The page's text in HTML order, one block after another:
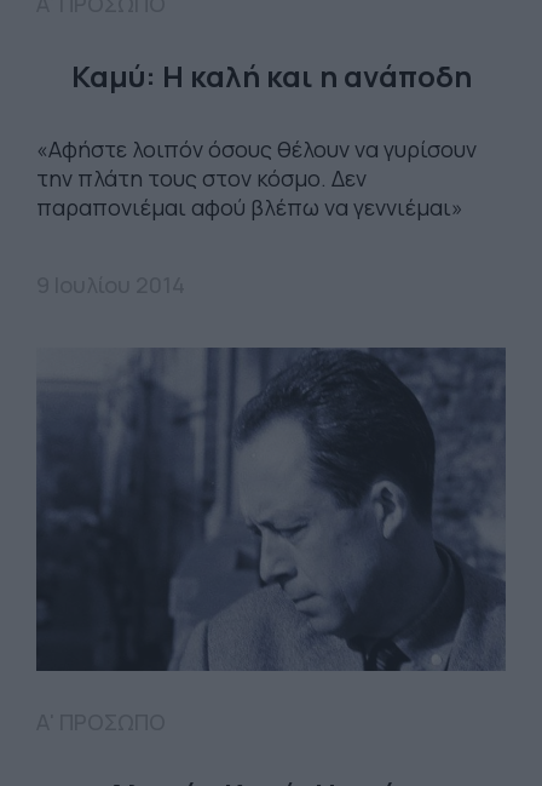
Καμύ: Η καλή και η ανάποδη
«Αφήστε λοιπόν όσους θέλουν να γυρίσουν
την πλάτη τους στον κόσμο. Δεν
παραπονιέμαι αφού βλέπω να γεννιέμαι»